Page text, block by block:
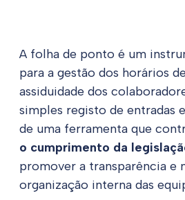
A folha de ponto é um
para a gestão dos horários
assiduidade dos
simples registo de entradas
de uma ferramenta que
o cumprimento da
promover a transparência e
organização interna das